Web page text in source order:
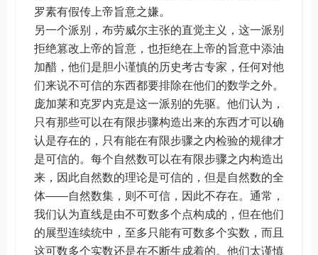
罗素有假传上帝旨意之嫌。
另一个派别，布劳威尔主张的直觉主义，这一派别
拒绝篡改上帝的旨意，也拒绝在上帝的旨意中添油
加醋，他们是胆小谨慎的历史考古专家，任何对他
们来说不可信的东西都要排除在他们的数学之外。
庞加莱和克罗内克是这一派别的先驱。他们认为，
只有那些可以在有限步骤构造出来的东西才可以确
认是存在的，只有能在有限步骤之内检验的规律才
是可信的。每个自然数可以在有限步骤之内构造出
来，因此自然数的理论是可信的，但是自然数的全
体——自然数集，则不可信，因此不存在。通常，
我们认为直线是由不可数多个点构成的，但在他们
的展型连续统中，至多只能有可数多个实数，而且
这可数多个实数还是在不断生成着的。他们太谨慎